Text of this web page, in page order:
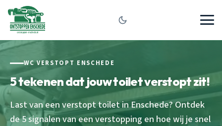
WC VERSTOPT ENSCHEDE
5 tekenen dat jouw toilet verstopt zit!
Last van een verstopt toilet in Enschede? Ontdek
de 5 signalen van een verstopping en hoe wij je snel